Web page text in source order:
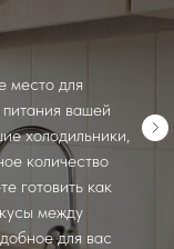
место для
вашей
холодильники,
количество
готовить как
между
для вас